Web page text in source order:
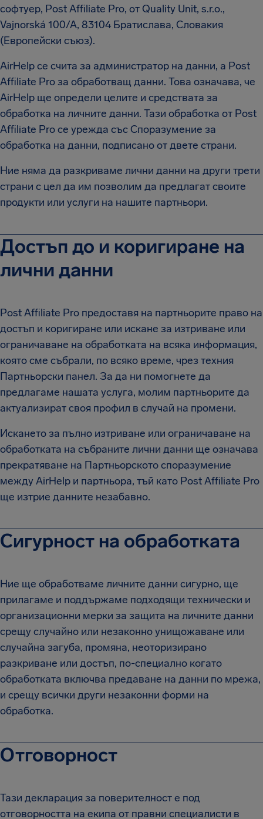
софтуер, Post Affiliate Pro, от Quality Unit, s.r.o.,
Vajnorská 100/A, 83104 Братислава, Словакия
(Европейски съюз).
AirHelp се счита за администратор на данни, а Post
Affiliate Pro за обработващ данни. Това означава, че
AirHelp ще определи целите и средствата за
обработка на личните данни. Тази обработка от Post
Affiliate Pro се урежда със Споразумение за
обработка на данни, подписано от двете страни.
Ние няма да разкриваме лични данни на други трети
страни с цел да им позволим да предлагат своите
продукти или услуги на нашите партньори.
Достъп до и коригиране на
лични данни
Post Affiliate Pro предоставя на партньорите право на
достъп и коригиране или искане за изтриване или
ограничаване на обработката на всяка информация,
която сме събрали, по всяко време, чрез техния
Партньорски панел. За да ни помогнете да
предлагаме нашата услуга, молим партньорите да
актуализират своя профил в случай на промени.
Искането за пълно изтриване или ограничаване на
обработката на събраните лични данни ще означава
прекратяване на Партньорското споразумение
между AirHelp и партньора, тъй като Post Affiliate Pro
ще изтрие данните незабавно.
Сигурност на обработката
Ние ще обработваме личните данни сигурно, ще
прилагаме и поддържаме подходящи технически и
организационни мерки за защита на личните данни
срещу случайно или незаконно унищожаване или
случайна загуба, промяна, неоторизирано
разкриване или достъп, по-специално когато
обработката включва предаване на данни по мрежа,
и срещу всички други незаконни форми на
обработка.
Отговорност
Тази декларация за поверителност е под
отговорността на екипа от правни специалисти в